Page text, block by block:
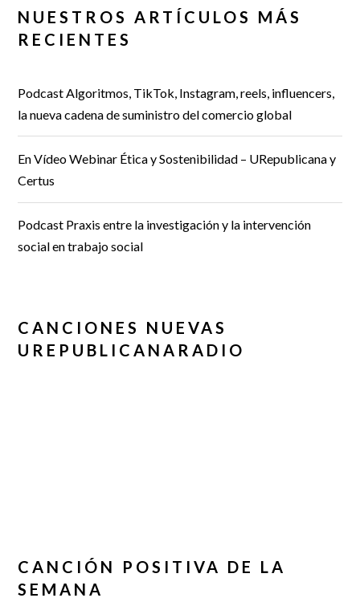
NUESTROS ARTÍCULOS MÁS
RECIENTES
Podcast Algoritmos, TikTok, Instagram, reels, influencers,
la nueva cadena de suministro del comercio global
En Vídeo Webinar Ética y Sostenibilidad – URepublicana y
Certus
Podcast Praxis entre la investigación y la intervención
social en trabajo social
CANCIONES NUEVAS
UREPUBLICANARADIO
CANCIÓN POSITIVA DE LA
SEMANA